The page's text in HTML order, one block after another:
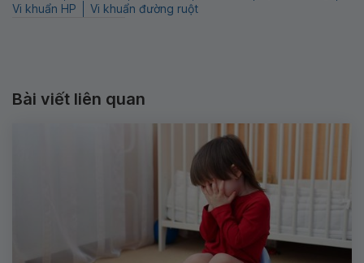
Vi khuẩn HP
Vi khuẩn đường ruột
Bài viết liên quan